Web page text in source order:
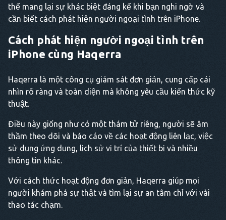
thể mang lại sự khác biệt đáng kể khi bạn nghi ngờ và
cần biết cách phát hiện người ngoại tình trên iPhone.
Cách phát hiện người ngoại tình trên
iPhone cùng Haqerra
Haqerra là một công cụ giám sát đơn giản, cung cấp cái
nhìn rõ ràng và toàn diện mà không yêu cầu kiến thức kỹ
thuật.
Điều này giống như có một thám tử riêng, người sẽ âm
thầm theo dõi và báo cáo về các hoạt động liên lạc, việc
sử dụng ứng dụng, lịch sử vị trí của thiết bị và nhiều
thông tin khác.
Với cách thức hoạt động đơn giản, Haqerra giúp mọi
người khám phá sự thật và tìm lại sự an tâm chỉ với vài
thao tác chạm.